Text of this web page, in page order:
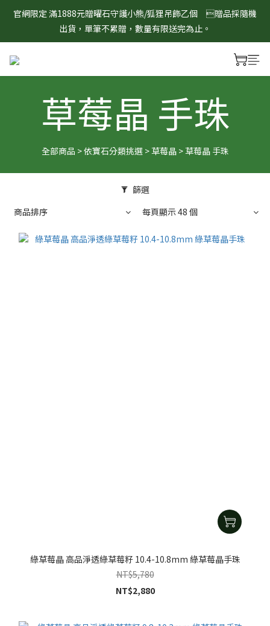
8/1-8/31 淨心護運 全館8折起 記得將商品加入購物車查看最終折
扣金額！
官網限定 滿1888元贈曜石守護小熊/狐狸吊飾乙個　贈品採隨機
出貨，單筆不累贈，數量有限送完為止。
8/1-8/31 淨心護運 全館8折起 記得將商品加入購物車查看最終折
草莓晶 手珠
全部商品 >依寶石分類挑選>草莓晶>草莓晶 手珠
篩選
商品排序
每頁顯示 48 個
綠草莓晶 高品淨透綠草莓籽 10.4-10.8mm 綠草莓晶手珠
NT$5,780
NT$2,880